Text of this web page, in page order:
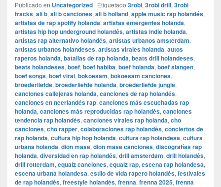
Publicado en Uncategorized | Etiquetado 3robi, 3robi drill, 3robi
tracks, ali b, ali b canciones, ali b holland, apple music rap holandés,
artistas de rap spotify holanda, artistas emergentes holanda,
artistas hip hop underground holandés, artistas indie holanda,
artistas rap alternativo holandés, artistas urbanos amsterdam,
artistas urbanos holandeses, artistas virales holanda, autos
raperos holanda, batallas de rap holanda, beats drill holandeses,
beats holandeses, boef, boef habiba, boef holanda, boef slangen,
boef songs, boef viral, bokoesam, bokoesam canciones,
broederliefde, broederliefde holanda, broederliefde jungle,
canciones callejeras holanda, canciones de rap holandés,
canciones en neerlandés rap, canciones más escuchadas rap
holanda, canciones más reproducidas rap holandés, canciones
tendencia rap holandés, canciones virales rap holanda, cho
canciones, cho rapper, colaboraciones rap holandés, conciertos de
rap holanda, cultura hip hop holanda, cultura rap holandesa, cultura
urbana holanda, dion mase, dion mase canciones, discografías rap
holanda, diversidad en rap holandés, drill amsterdam, drill holandés,
drill rotterdam, equalz canciones, equalz rap, escena rap holandesa,
escena urbana holandesa, estilo de vida rapero holandés, festivales
de rap holandés, freestyle holandés, frenna, frenna 2025, frenna